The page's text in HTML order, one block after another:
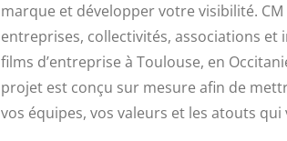
marque et développer votre visibilité.
entreprises, collectivités, associations
films d’entreprise à Toulouse, en
projet est conçu sur mesure afin de
vos équipes, vos valeurs et les atouts